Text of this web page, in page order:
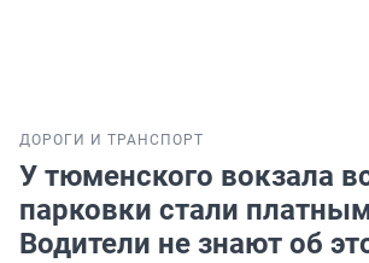
ДОРОГИ И ТРАНСПОРТ
У тюменского вокзала
парковки стали
Водители не знают об